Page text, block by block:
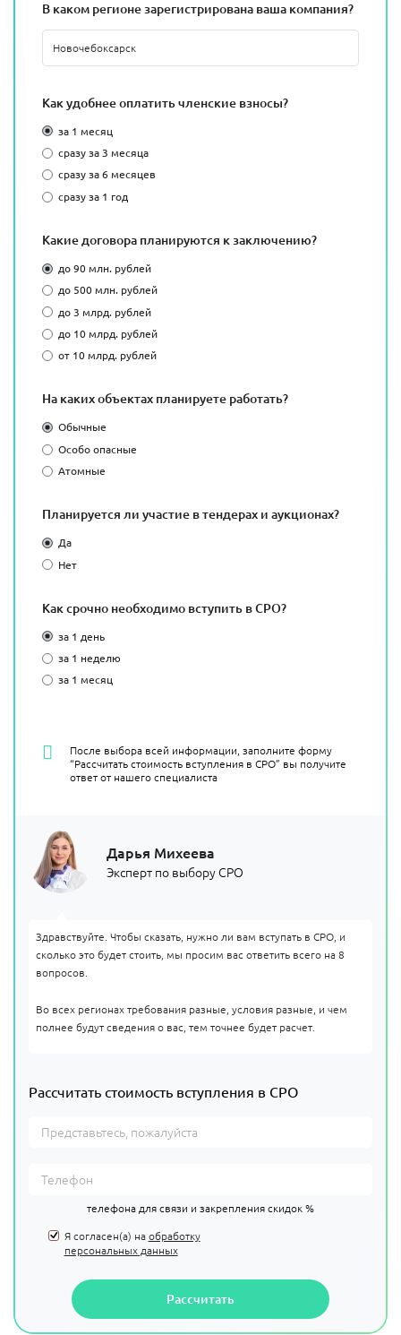
В каком регионе зарегистрирована ваша компания?
Как удобнее оплатить членские взносы?
за 1 месяц
сразу за 3 месяца
сразу за 6 месяцев
сразу за 1 год
Какие договора планируются к заключению?
до 90 млн. рублей
до 500 млн. рублей
до 3 млрд. рублей
до 10 млрд. рублей
от 10 млрд. рублей
На каких объектах планируете работать?
Обычные
Особо опасные
Атомные
Планируется ли участие в тендерах и аукционах?
Да
Нет
Как срочно необходимо вступить в СРО?
за 1 день
за 1 неделю
за 1 месяц
После выбора всей информации, заполните форму
“Рассчитать стоимость вступления в СРО” вы получите
ответ от нашего специалиста
Дарья Михеева
Эксперт по выбору СРО
Здравствуйте. Чтобы сказать, нужно ли вам вступать в СРО, и
сколько это будет стоить, мы просим вас ответить всего на 8
вопросов.
Во всех регионах требования разные, условия разные, и чем
полнее будут сведения о вас, тем точнее будет расчет.
Рассчитать стоимость вступления в СРО
телефона для связи и закрепления скидок %
Я согласен(а) наобработку
персональных данных
Рассчитать